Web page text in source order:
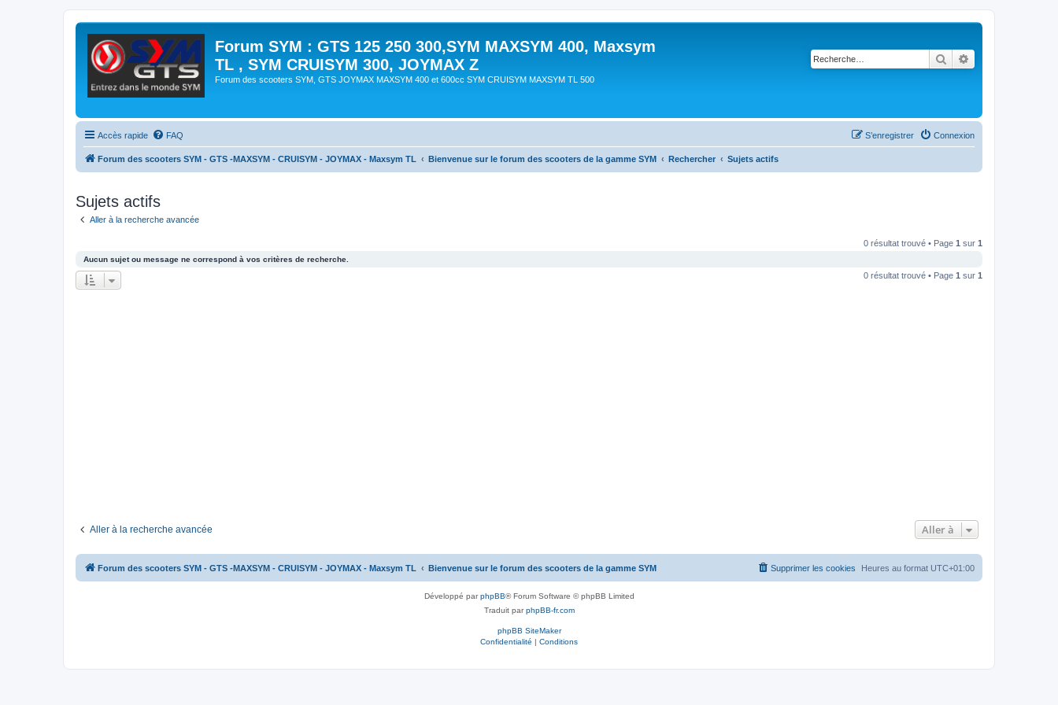
Forum SYM : GTS 125 250 300,SYM MAXSYM 400, Maxsym
TL , SYM CRUISYM 300, JOYMAX Z
Forum des scooters SYM, GTS JOYMAX MAXSYM 400 et 600cc SYM CRUISYM MAXSYM TL 500
Rechercher
Accès rapide FAQ Connexion
S’enregistrer
Forum des scooters SYM - GTS -MAXSYM - CRUISYM - JOYMAX - Maxsym TL Bienvenue sur le forum des scooters de la gamme SYM Rechercher Sujets actifs
Sujets actifs
Aller à la recherche avancée
0 résultat trouvé • Page 1 sur 1
Aucun sujet ou message ne correspond à vos critères de recherche.
0 résultat trouvé • Page 1 sur 1
Aller à la recherche avancée Aller à
Forum des scooters SYM - GTS -MAXSYM - CRUISYM - JOYMAX - Maxsym TL Bienvenue sur le forum des scooters de la gamme SYM Heures au format UTC+01:00
Supprimer les cookies
Développé parphpBB® Forum Software © phpBB Limited
Traduit parphpBB-fr.com
phpBB SiteMaker
Confidentialité | Conditions